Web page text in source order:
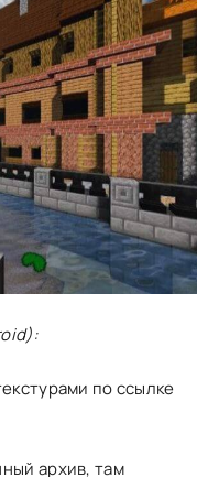
по ссылке
архив, там